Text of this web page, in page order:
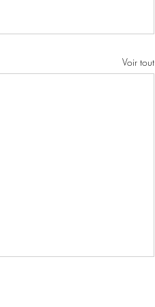
Voir tout